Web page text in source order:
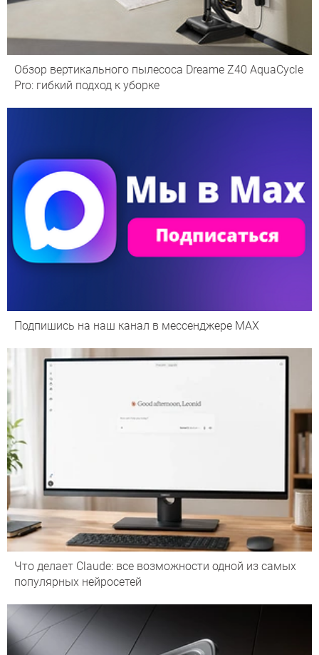
Обзор вертикального пылесоса Dreame Z40 AquaCycle
Pro: гибкий подход к уборке
Подпишись на наш канал в мессенджере МАХ
Что делает Сlaude: все возможности одной из самых
популярных нейросетей